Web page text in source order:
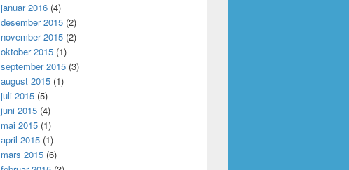
januar 2016 (4)
desember 2015 (2)
november 2015 (2)
oktober 2015 (1)
september 2015 (3)
august 2015 (1)
juli 2015 (5)
juni 2015 (4)
mai 2015 (1)
april 2015 (1)
mars 2015 (6)